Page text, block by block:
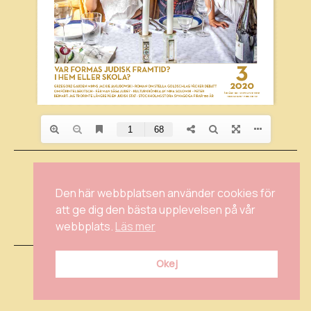
INSTAGRAM
FACEBOOK
INTEGRITETSPOLICY
Den här webbplatsen använder cookies för
att ge dig den bästa upplevelsen på vår
webbplats. Läs mer
Okej